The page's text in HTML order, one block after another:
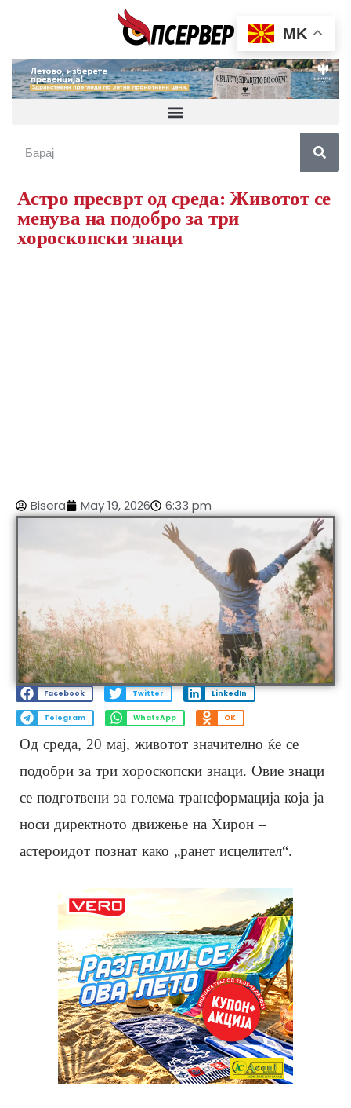
Астро пресврт од среда: Животот се
менува на подобро за три
хороскопски знаци
Bisera May 19, 2026 6:33 pm
Facebook Twitter LinkedIn
Telegram WhatsApp OK
Од среда, 20 мај, животот значително ќе се
подобри за три хороскопски знаци. Овие знаци
се подготвени за голема трансформација која ја
носи директното движење на Хирон –
астероидот познат како „ранет исцелител“.
MK